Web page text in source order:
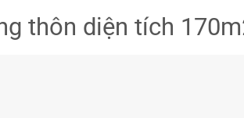
thôn diện tích